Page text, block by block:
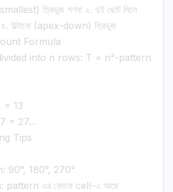
ত্রিভুজ গণনা ২. দুই ছোট মিলে
৪. উল্টানো (apex-down) ত্রিভুজ
Formula
into n rows: T = n²-pattern
13
= 27...
Tips
90°, 180°, 270°
pattern এর কোনো cell-এ আছে